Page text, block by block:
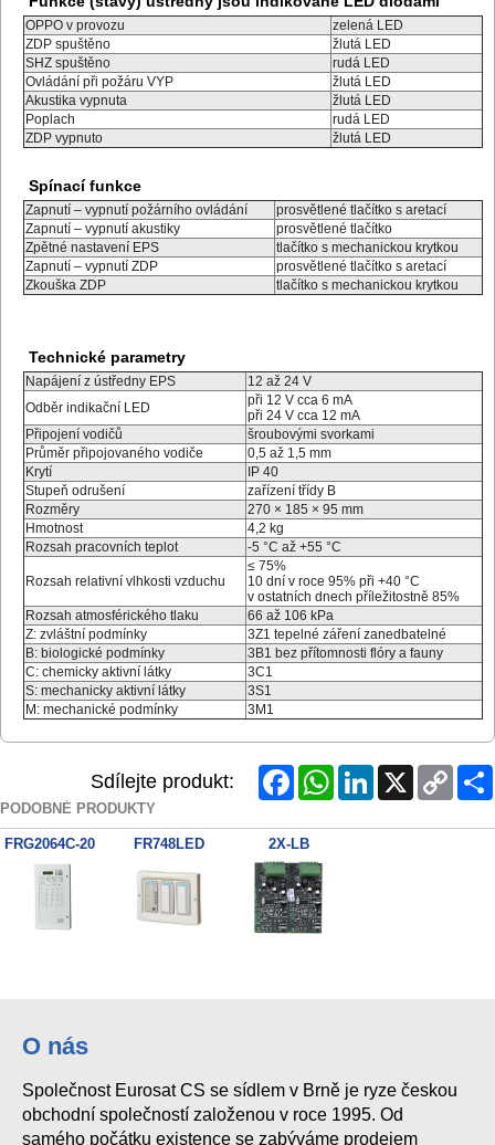
OPPO v provozu
zelená LED
ZDP spuštěno
žlutá LED
SHZ spuštěno
rudá LED
Ovládání při požáru VYP
žlutá LED
Akustika vypnuta
žlutá LED
Poplach
rudá LED
ZDP vypnuto
žlutá LED
Spínací funkce
Zapnutí – vypnutí požárního ovládání
prosvětlené tlačítko s aretací
Zapnutí – vypnutí akustiky
prosvětlené tlačítko
Zpětné nastavení EPS
tlačítko s mechanickou krytkou
Zapnutí – vypnutí ZDP
prosvětlené tlačítko s aretací
Zkouška ZDP
tlačítko s mechanickou krytkou
Technické parametry
Napájení z ústředny EPS
12 až 24 V
Odběr indikační LED
při 12 V cca 6 mA
při 24 V cca 12 mA
Připojení vodičů
šroubovými svorkami
Průměr připojovaného vodiče
0,5 až 1,5 mm
Krytí
IP 40
Stupeň odrušení
zařízení třídy B
Rozměry
270 × 185 × 95 mm
Hmotnost
4,2 kg
Rozsah pracovních teplot
-5 °C až +55 °C
Rozsah relativní vlhkosti vzduchu
≤ 75%
10 dní v roce 95% při +40 °C
v ostatních dnech příležitostně 85%
Rozsah atmosférického tlaku
66 až 106 kPa
Z: zvláštní podmínky
3Z1 tepelné záření zanedbatelné
B: biologické podmínky
3B1 bez přítomnosti flóry a fauny
C: chemicky aktivní látky
3C1
S: mechanicky aktivní látky
3S1
M: mechanické podmínky
3M1
Sdílejte produkt: FacebookWhatsAppLinkedInX
Copy
Link
PODOBNÉ PRODUKTY
FRG2064C-20 FR748LED 2X-LB
O nás
Společnost Eurosat CS se sídlem v Brně je ryze českou
obchodní společností založenou v roce 1995. Od
samého počátku existence se zabýváme prodejem